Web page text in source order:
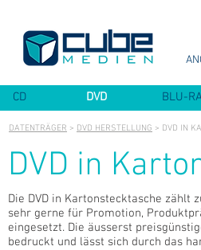
CD DVD BLU-
DATENTRÄGER > DVD HERSTELLUNG > DVD IN
DVD in
Die DVD in Kartonstecktasche zählt
sehr gerne für Promotion,
eingesetzt. Die äusserst
bedruckt und lässt sich durch das